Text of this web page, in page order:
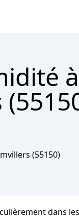
à
(55150)
dans